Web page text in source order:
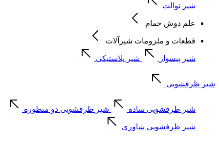
شیر توالت
علم دوش حمام
قطعات و ملزومات شیرآلات
شیر پیسوار شیر پلاستیکی
شیر ظرفشویی
شیر ظرفشویی ساده شیر ظرفشویی دو منظوره
شیر ظرفشویی شاوری